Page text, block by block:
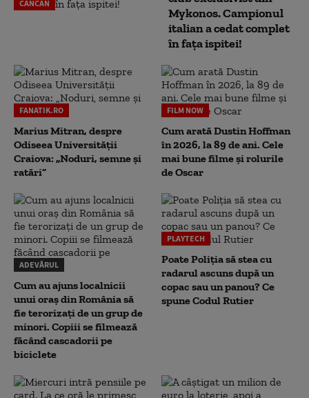
CANCAN
Mykonos. Campionul
italian a cedat complet
în fața ispitei!
FANATIK.RO
Marius Mitran, despre
Odiseea Universității
Craiova: „Noduri, semne și
ratări”
FILM NOW
Cum arată Dustin Hoffman
în 2026, la 89 de ani. Cele
mai bune filme și rolurile
de Oscar
ADEVĂRUL
Cum au ajuns localnicii
unui oraș din România să
fie terorizați de un grup de
minori. Copiii se filmează
făcând cascadorii pe
biciclete
PLAYTECH
Poate Poliția să stea cu
radarul ascuns după un
copac sau un panou? Ce
spune Codul Rutier